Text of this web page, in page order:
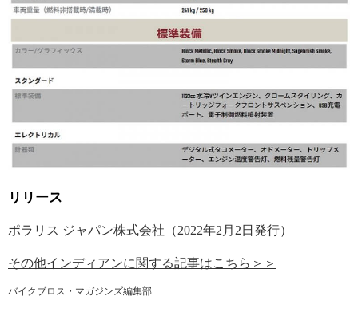
リリース
ポラリス ジャパン株式会社（2022年2月2日発行）
その他インディアンに関する記事はこちら＞＞
バイクブロス・マガジンズ編集部